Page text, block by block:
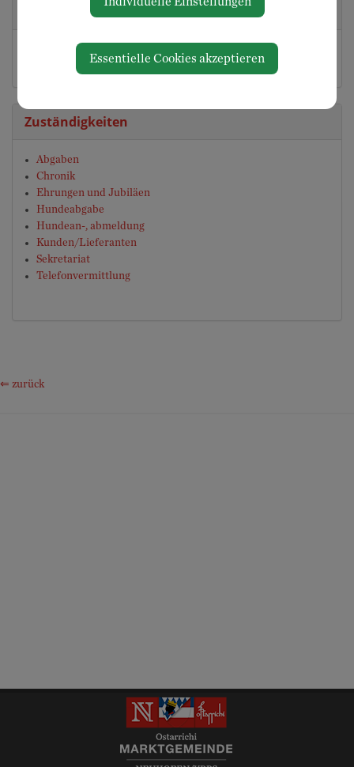
Abteilungen
Buchhaltung
Sekretariat
Zuständigkeiten
Abgaben
Chronik
Ehrungen und Jubiläen
Hundeabgabe
Hundean-, abmeldung
Kunden/Lieferanten
Sekretariat
Telefonvermittlung
⇐ zurück
Essentielle Cookies akzeptieren